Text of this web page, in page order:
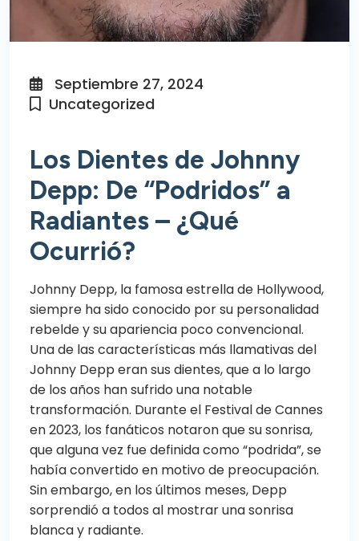
Septiembre 27, 2024
Uncategorized
Los Dientes de Johnny
Depp: De “Podridos” a
Radiantes – ¿Qué
Ocurrió?
Johnny Depp, la famosa estrella de Hollywood,
siempre ha sido conocido por su personalidad
rebelde y su apariencia poco convencional.
Una de las características más llamativas del
Johnny Depp eran sus dientes, que a lo largo
de los años han sufrido una notable
transformación. Durante el Festival de Cannes
en 2023, los fanáticos notaron que su sonrisa,
que alguna vez fue definida como “podrida”, se
había convertido en motivo de preocupación.
Sin embargo, en los últimos meses, Depp
sorprendió a todos al mostrar una sonrisa
blanca y radiante.